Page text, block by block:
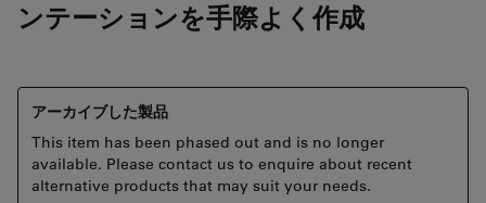
ンテーションを手際よく作成
アーカイブした製品
This item has been phased out and is no longer
available. Please contact us to enquire about recent
alternative products that may suit your needs.